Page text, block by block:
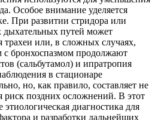
Особое внимание уделяется
При развитии стридора или
дыхательных путей может
трахеи или, в сложных случаях,
бронхоспазмом продолжают
(сальбутамол) и ипратропия
в стационаре
но, как правило, составляет не
риск поздних осложнений. В этот
диагностика для
и разработки дальнейших